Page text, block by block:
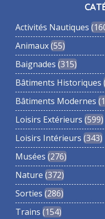
Activités Nautiques
Animaux 55
Baignades 315
Bâtiments Historiques
Bâtiments Modernes
Loisirs Extérieurs 599
Loisirs Intérieurs 343
Musées 276
Nature 372
Sorties 286
Trains 154